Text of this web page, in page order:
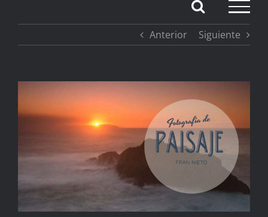
Anterior Siguiente
Ver
imagen